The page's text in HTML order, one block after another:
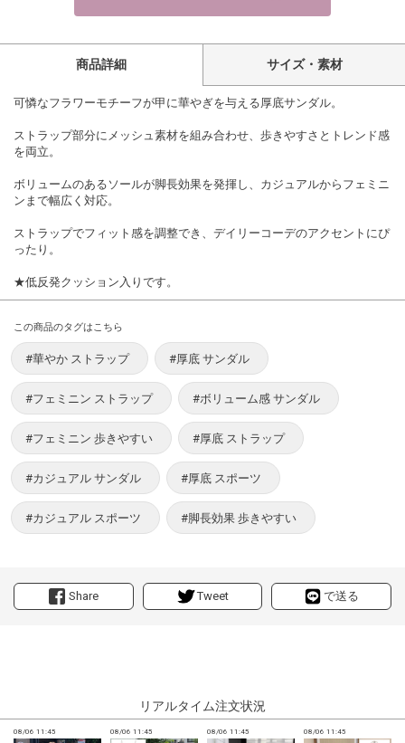
Share Tweet で送る
商品詳細 サイズ・素材
可憐なフラワーモチーフが甲に華やぎを与える厚底サンダル。
ストラップ部分にメッシュ素材を組み合わせ、歩きやすさとトレンド感
を両立。
ボリュームのあるソールが脚長効果を発揮し、カジュアルからフェミニ
ンまで幅広く対応。
ストラップでフィット感を調整でき、デイリーコーデのアクセントにぴ
ったり。
★低反発クッション入りです。
この商品のタグはこちら
#華やか ストラップ #厚底 サンダル
#フェミニン ストラップ #ボリューム感 サンダル
#フェミニン 歩きやすい #厚底 ストラップ
#カジュアル サンダル #厚底 スポーツ
#カジュアル スポーツ #脚長効果 歩きやすい
リアルタイム注文状況
08/06 11:45 08/06 11:45 08/06 11:45 08/06 11:45